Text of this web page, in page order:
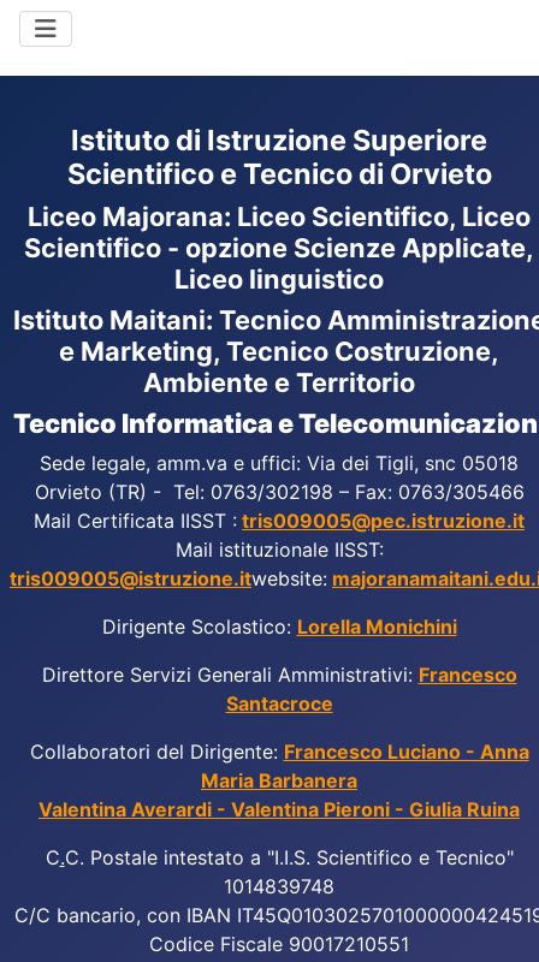
Istituto di Istruzione Superiore
Scientifico e Tecnico di Orvieto
Liceo Majorana: Liceo Scientifico, Liceo
Scientifico - opzione Scienze Applicate,
Liceo linguistico
Istituto Maitani: Tecnico
e Marketing, Tecnico Costruzione,
Ambiente e Territorio
Tecnico Informatica e
Sede legale, amm.va e uffici: Via dei Tigli, snc 05018
Orvieto (TR) - Tel: 0763/302198 – Fax: 0763/305466
Mail Certificata IISST : tris009005@pec.istruzione.it
Mail istituzionale IISST:
tris009005@istruzione.itwebsite:
Dirigente Scolastico: Lorella Monichini
Direttore Servizi Generali Amministrativi: Francesco
Santacroce
Collaboratori del Dirigente: Francesco Luciano - Anna
Maria Barbanera
Valentina Averardi - Valentina Pieroni - Giulia Ruina
C.C. Postale intestato a "I.I.S. Scientifico e Tecnico"
1014839748
C/C bancario, con IBAN
Codice Fiscale 90017210551